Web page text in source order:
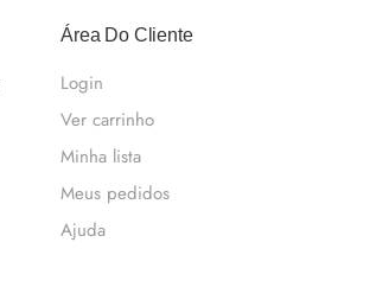
Área Do Cliente
Login
Ver carrinho
Minha lista
Meus pedidos
Ajuda